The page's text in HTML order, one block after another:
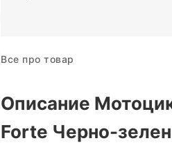
Все про товар
Описание
Forte Черно-